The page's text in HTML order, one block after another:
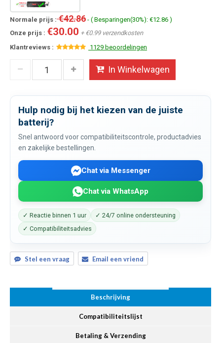
Normale prijs :€42.86 - ( Besparingen(30%): €12.86 )
Onze prijs : €30.00 + €0.99 verzendkosten
Klantreviews :
1129 beoordelingen
In Winkelwagen
Hulp nodig bij het kiezen van de juiste
batterij?
Snel antwoord voor compatibiliteitscontrole, productadvies
en zakelijke bestellingen.
Chat via Messenger
Chat via WhatsApp
✓ Reactie binnen 1 uur
✓ 24/7 online ondersteuning
✓ Compatibiliteitsadvies
Stel een vraag Email een vriend
Beschrijving
Compatibiliteitslijst
Betaling & Verzending